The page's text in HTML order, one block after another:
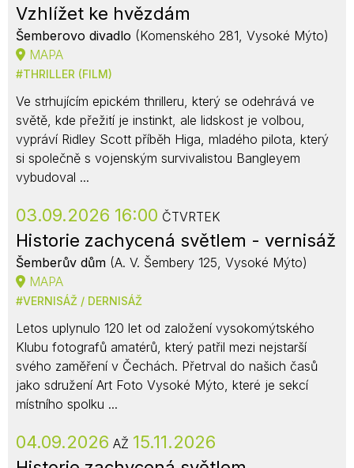
Vzhlížet ke hvězdám
Šemberovo divadlo (Komenského 281, Vysoké Mýto)
MAPA
THRILLER (FILM)
Ve strhujícím epickém thrilleru, který se odehrává ve
světě, kde přežití je instinkt, ale lidskost je volbou,
vypráví Ridley Scott příběh Higa, mladého pilota, který
si společně s vojenským survivalistou Bangleyem
vybudoval ...
03.09.2026 16:00 ČTVRTEK
Historie zachycená světlem - vernisáž
Šemberův dům (A. V. Šembery 125, Vysoké Mýto)
MAPA
VERNISÁŽ / DERNISÁŽ
Letos uplynulo 120 let od založení vysokomýtského
Klubu fotografů amatérů, který patřil mezi nejstarší
svého zaměření v Čechách. Přetrval do našich časů
jako sdružení Art Foto Vysoké Mýto, které je sekcí
místního spolku ...
04.09.2026 AŽ 15.11.2026